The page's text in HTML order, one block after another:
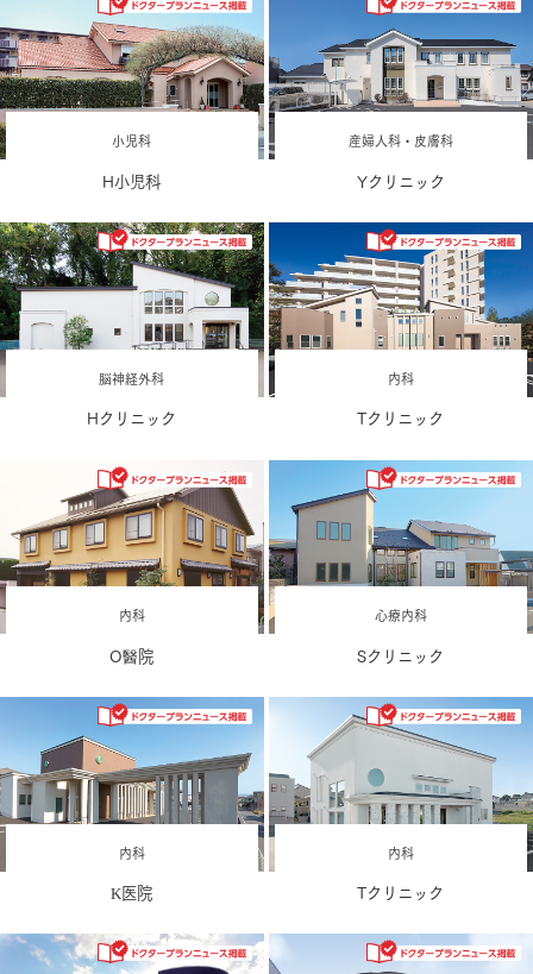
小児科
H小児科
産婦人科・皮膚科
Yクリニック
脳神経外科
Hクリニック
内科
Tクリニック
内科
O醫院
心療内科
Sクリニック
内科
K医院
内科
Tクリニック